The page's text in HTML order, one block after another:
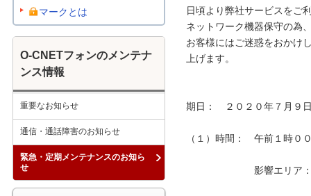
日頃より弊社サービスをご
ネットワーク機器保守の為
お客様にはご迷惑をおかけ
上げます。
期日：　２０２０年７月９
（１）時間：　午前１時０
影響エリア：　下記
マークとは
O-CNETフォンのメンテナ
ンス情報
重要なお知らせ
通信・通話障害のお知らせ
緊急・定期メンテナンスのお知ら
せ